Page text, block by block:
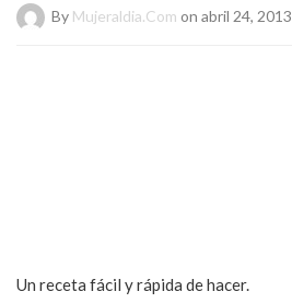
By Mujeraldia.com on abril 24, 2013
Un receta fácil y rápida de hacer.